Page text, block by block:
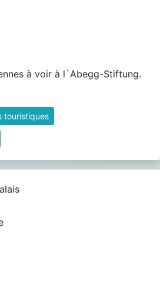
à voir à l`Abegg-Stiftung.
touristiques